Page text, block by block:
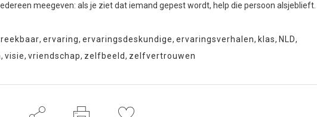
meegeven: als je ziet dat iemand gepest wordt, help die persoon alsjeblieft.
, ervaring, ervaringsdeskundige, ervaringsverhalen, klas, NLD,
, visie, vriendschap, zelfbeeld, zelfvertrouwen